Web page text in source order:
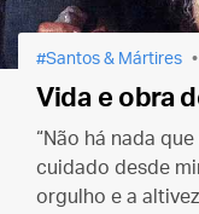
Santos & Mártires
Vida e obra
“Não há nada
cuidado desde
orgulho e a